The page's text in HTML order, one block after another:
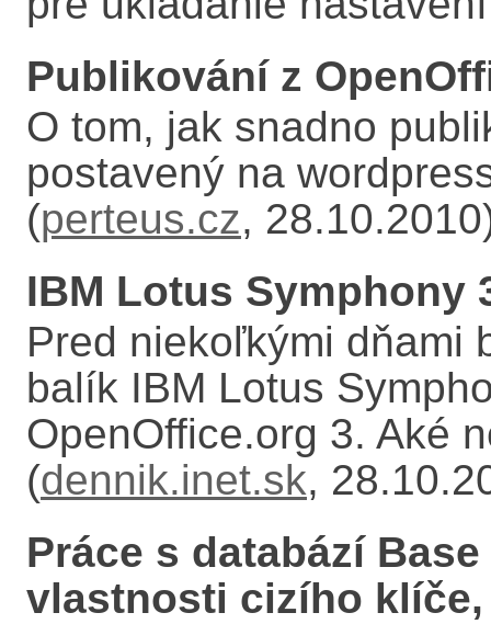
Publikování z
O tom, jak snadno
postavený na
(perteus.cz,
IBM Lotus Symphony
Pred niekoľkými dňami
balík IBM Lotus
OpenOffice.org 3. Aké
(dennik.inet.sk,
Práce s databází
vlastnosti cizího